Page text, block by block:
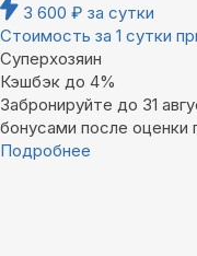
3 600 ₽ за сутки
Стоимость за 1 сутки
Суперхозяин
Кэшбэк до 4%
Забронируйте до 31
бонусами после оценки
Подробнее